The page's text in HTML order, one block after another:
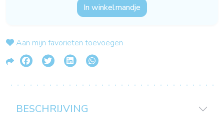
In winkelmandje
Aan mijn favorieten toevoegen
BESCHRIJVING